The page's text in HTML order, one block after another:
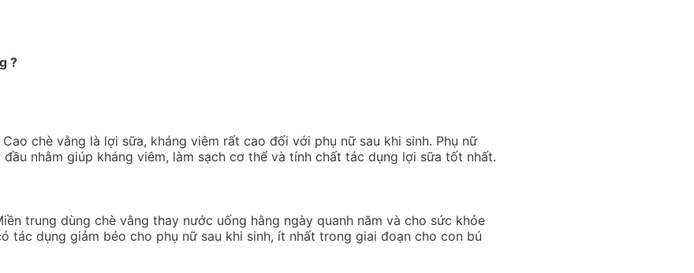
?
chè vằng là lợi sữa, kháng viêm rất cao đối với phụ nữ sau khi sinh. Phụ nữ
nhằm giúp kháng viêm, làm sạch cơ thể và tính chất tác dụng lợi sữa tốt nhất.
trung dùng chè vằng thay nước uống hằng ngày quanh năm và cho sức khỏe
tác dụng giảm béo cho phụ nữ sau khi sinh, ít nhất trong giai đoạn cho con bú